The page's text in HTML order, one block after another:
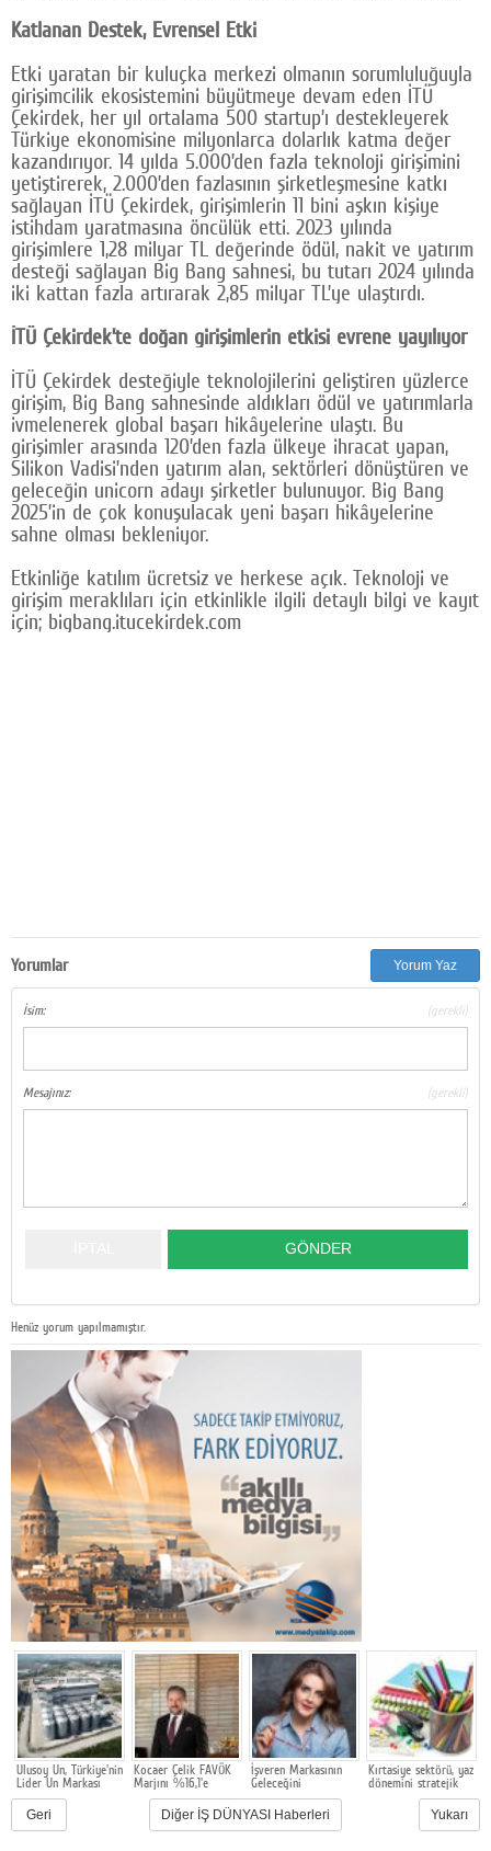
Katlanan Destek, Evrensel Etki
Etki yaratan bir kuluçka merkezi olmanın sorumluluğuyla
girişimcilik ekosistemini büyütmeye devam eden İTÜ
Çekirdek, her yıl ortalama 500 startup’ı destekleyerek
Türkiye ekonomisine milyonlarca dolarlık katma değer
kazandırıyor. 14 yılda 5.000’den fazla teknoloji girişimini
yetiştirerek, 2.000’den fazlasının şirketleşmesine katkı
sağlayan İTÜ Çekirdek, girişimlerin 11 bini aşkın kişiye
istihdam yaratmasına öncülük etti. 2023 yılında
girişimlere 1,28 milyar TL değerinde ödül, nakit ve yatırım
desteği sağlayan Big Bang sahnesi, bu tutarı 2024 yılında
iki kattan fazla artırarak 2,85 milyar TL’ye ulaştırdı.
İTÜ Çekirdek’te doğan girişimlerin etkisi evrene yayılıyor
İTÜ Çekirdek desteğiyle teknolojilerini geliştiren yüzlerce
girişim, Big Bang sahnesinde aldıkları ödül ve yatırımlarla
ivmelenerek global başarı hikâyelerine ulaştı. Bu
girişimler arasında 120’den fazla ülkeye ihracat yapan,
Silikon Vadisi’nden yatırım alan, sektörleri dönüştüren ve
geleceğin unicorn adayı şirketler bulunuyor. Big Bang
2025’in de çok konuşulacak yeni başarı hikâyelerine
sahne olması bekleniyor.
Etkinliğe katılım ücretsiz ve herkese açık. Teknoloji ve
girişim meraklıları için etkinlikle ilgili detaylı bilgi ve kayıt
için; bigbang.itucekirdek.com
Yorumlar Yorum Yaz
İsim: (gerekli)
Mesajınız: (gerekli)
Henüz yorum yapılmamıştır.
Ulusoy Un, Türkiye'nin
Lider Un Markası
Olmayı Sürdürüyor
Kocaer Çelik FAVÖK
Marjını %16,1'e
Yükselterek Bilanço
Yapısını
Güçlendirmeye
Devam Etti
İşveren Markasının
Geleceğini
Şekillendiren
Akademi 16. Kez
Başlıyor
Kırtasiye sektörü, yaz
dönemini stratejik
hazırlık ve dönüşüm
süreciyle yönetiyor
Geri Diğer İŞ DÜNYASI Haberleri Yukarı